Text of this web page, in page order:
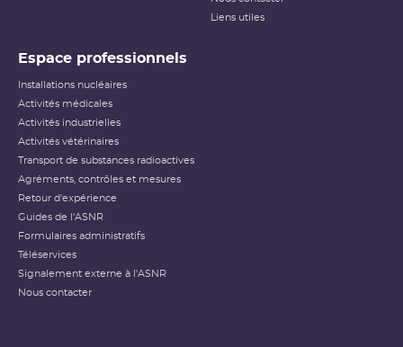
Liens utiles
Espace professionnels
Installations nucléaires
Activités médicales
Activités industrielles
Activités vétérinaires
Transport de substances radioactives
Agréments, contrôles et mesures
Retour d'expérience
Guides de l'ASNR
Formulaires administratifs
Téléservices
Signalement externe à l'ASNR
Nous contacter